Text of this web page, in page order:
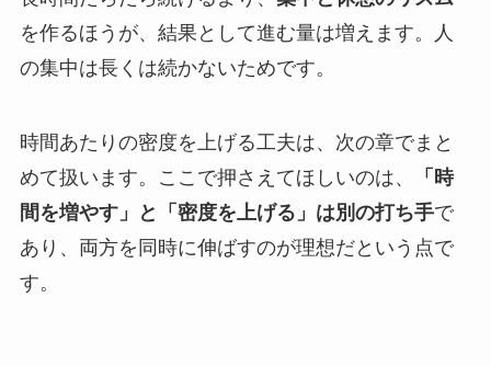
を作るほうが、結果として進む量は増えます。人
の集中は長くは続かないためです。
時間あたりの密度を上げる工夫は、次の章でまと
めて扱います。ここで押さえてほしいのは、
「時
間を増やす」と「密度を上げる」は別の打ち手で
あり、両方を同時に伸ばすのが理想だという点で
す。